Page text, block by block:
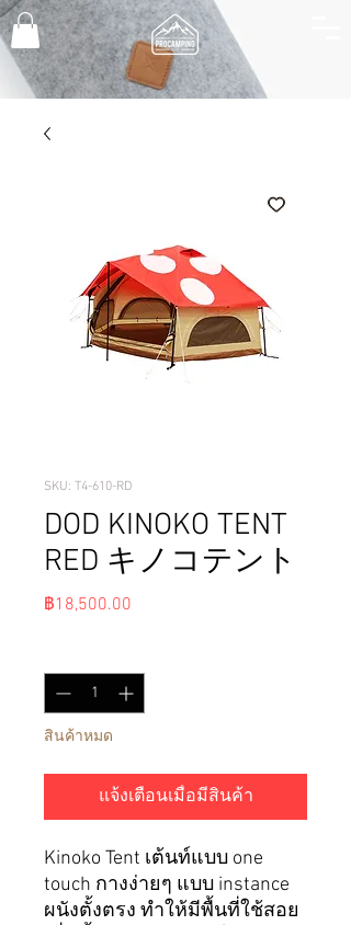
SKU: T4-610-RD
DOD KINOKO TENT
RED キノコテント
฿18,500.00
สินค้าหมด
แจ้งเตือนเมื่อมีสินค้า
Kinoko Tent เต้นท์แบบ one
touch กางง่ายๆ แบบ instance
ผนังตั้งตรง ทำให้มีพื้นที่ใช้สอย